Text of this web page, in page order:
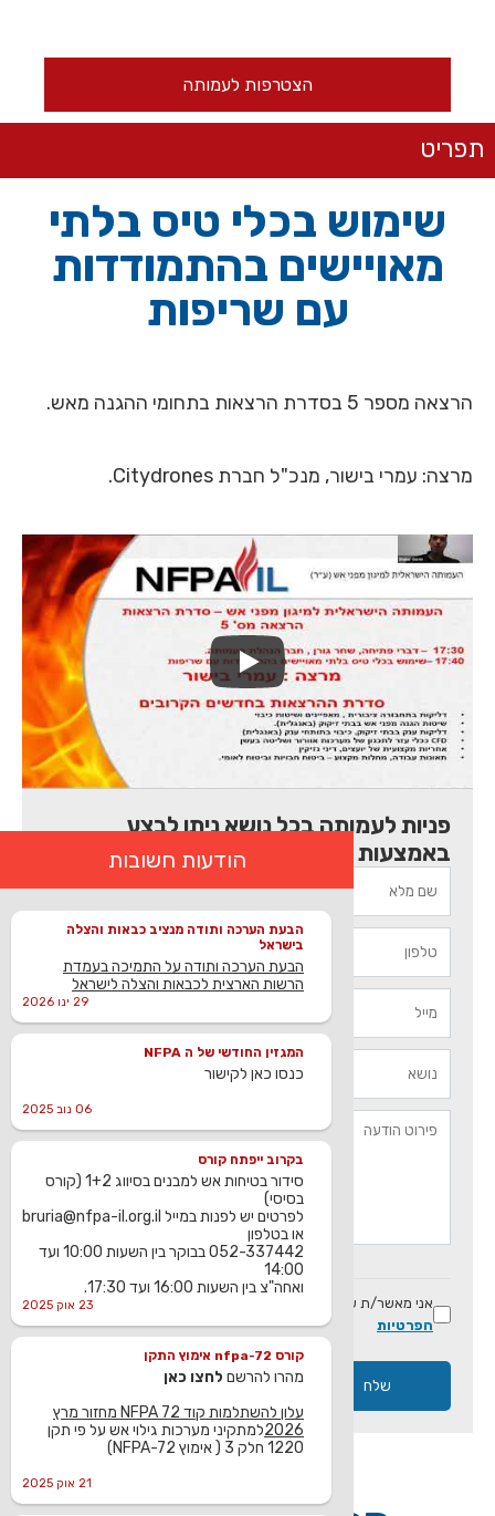
הודעות חשובות
הבעת הערכה ותודה מנציב כבאות והצלה
בישראל
הבעת הערכה ותודה על התמיכה בעמדת
הרשות הארצית לכבאות והצלה לישראל
29 ינו 2026
המגזין החודשי של ה NFPA
כנסו כאן לקישור
06 נוב 2025
בקרוב ייפתח קורס
סידור בטיחות אש למבנים בסיווג 1+2 (קורס
בסיסי)
לפרטים יש לפנות במייל bruria@nfpa-il.org.il
או בטלפון
052-337442 בבוקר בין השעות 10:00 ועד
14:00
ואחה"צ בין השעות 16:00 ועד 17:30.
23 אוק 2025
קורס nfpa-72 אימוץ התקן
מהרו להרשם לחצו כאן
עלון להשתלמות קוד NFPA 72 מחזור מרץ
2026למתקיני מערכות גילוי אש על פי תקן
1220 חלק 3 ( אימוץ NFPA-72)
21 אוק 2025
הצטרפות לעמותה
תפריט
שימוש בכלי טיס בלתי
מאויישים בהתמודדות
עם שריפות
הרצאה מספר 5 בסדרת הרצאות בתחומי ההגנה מאש.
מרצה: עמרי בישור, מנכ"ל חברת Citydrones.
פניות לעמותה בכל נושא ניתן לבצע
באמצעות הטופס המקוון
אני מאשר/ת שקראתי ומסכים/ה ל
הפרטיות